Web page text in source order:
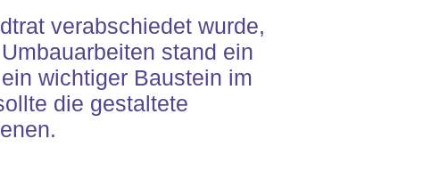
verabschiedet wurde,
stand ein
wichtiger Baustein im
die gestaltete